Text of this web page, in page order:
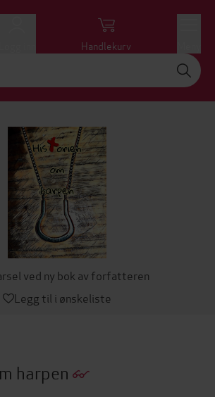
Handlekurv
ved ny bok av forfatteren
Legg til i ønskeliste
harpen